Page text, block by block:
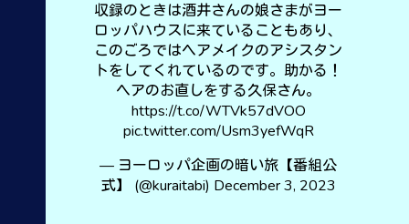
収録のときは酒井さんの娘さまがヨー
ロッパハウスに来ていることもあり、
このごろではヘアメイクのアシスタン
トをしてくれているのです。助かる！
ヘアのお直しをする久保さん。
https://t.co/WTVk57dVOO
pic.twitter.com/Usm3yefWqR
— ヨーロッパ企画の暗い旅【番組公
式】 (@kuraitabi) December 3, 2023